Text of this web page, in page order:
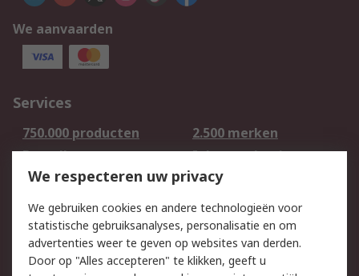
We aanvaarden
Services
750.000 producten
2.500 merken
Bestellen
Inkoopoplossingen
Retouren
Technisch advies
Track & Trace
Wettelijk
Cookiebeleid Email veiligheid
We respecteren uw privacy
We gebruiken cookies en andere technologieën voor
statistische gebruiksanalyses, personalisatie en om
advertenties weer te geven op websites van derden.
Door op "Alles accepteren" te klikken, geeft u